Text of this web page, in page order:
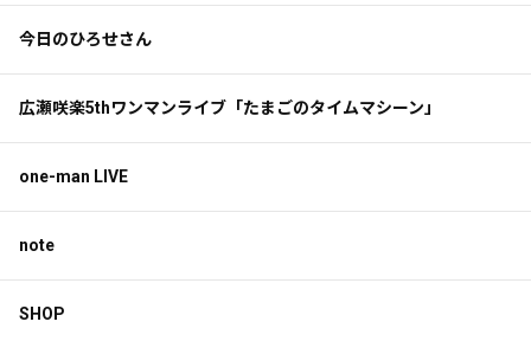
今日のひろせさん
広瀬咲楽5thワンマンライブ「たまごのタイムマシーン」
one-man LIVE
note
SHOP